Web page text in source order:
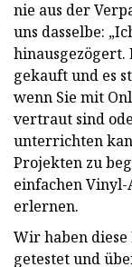
nie aus der
uns dasselbe:
hinausgezögert.
gekauft und es
wenn Sie mit
vertraut sind
unterrichten
Projekten zu
einfachen
erlernen.
Wir haben
getestet und